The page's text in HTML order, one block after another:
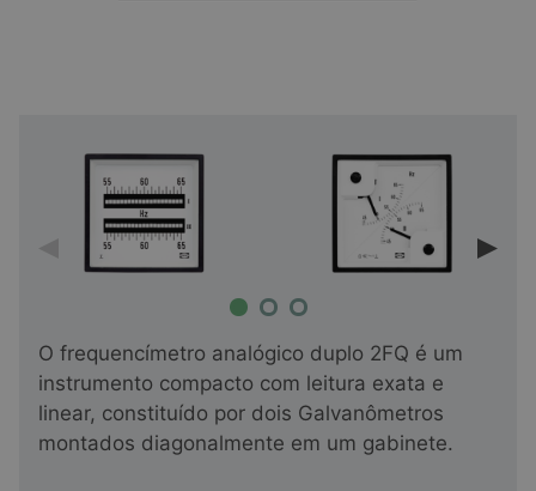
O frequencímetro analógico duplo 2FQ é um
instrumento compacto com leitura exata e
linear, constituído por dois Galvanômetros
montados diagonalmente em um gabinete.